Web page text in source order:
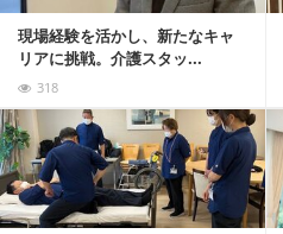
現場経験を活かし、新たなキャ
リアに挑戦。介護スタッ...
318
記事を読む